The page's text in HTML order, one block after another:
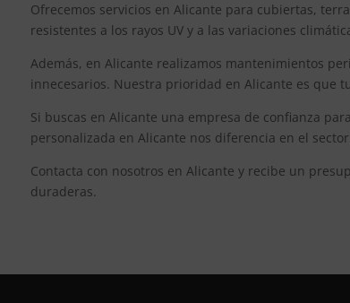
Ofrecemos servicios en Alicante para cubiertas,
resistentes a los rayos UV y a las variaciones
Además, en Alicante realizamos mantenimientos
innecesarios. Nuestra prioridad en Alicante es que
Si buscas en Alicante una empresa de confianza
personalizada en Alicante nos diferencia en el sector.
Contacta con nosotros en Alicante y recibe un
duraderas.